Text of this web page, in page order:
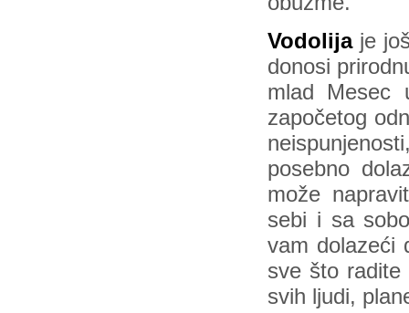
Vodolijaje
donosi
mlad Mesec
započetog
posebno
može
sebi i sa
vam dolazeći
sve što radite
svih ljudi,